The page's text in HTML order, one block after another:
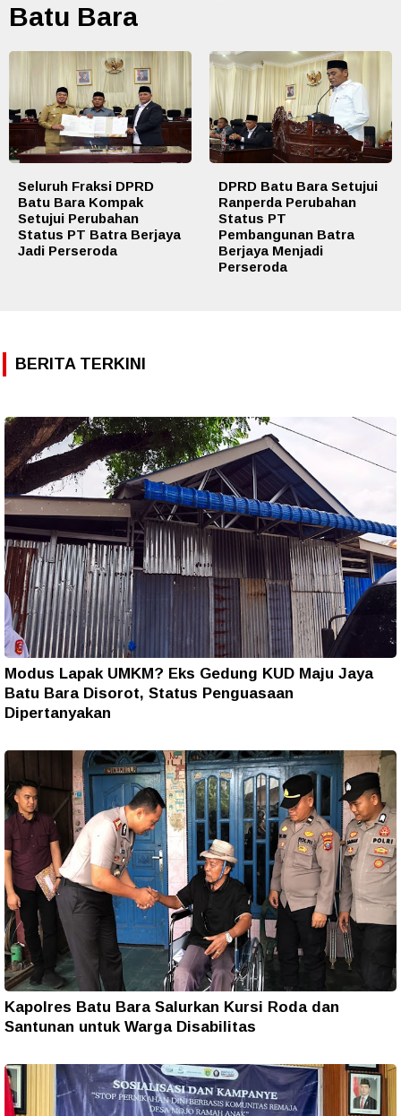
Batu Bara
Seluruh Fraksi DPRD
Batu Bara Kompak
Setujui Perubahan
Status PT Batra Berjaya
Jadi Perseroda
DPRD Batu Bara Setujui
Ranperda Perubahan
Status PT
Pembangunan Batra
Berjaya Menjadi
Perseroda
BERITA TERKINI
Modus Lapak UMKM? Eks Gedung KUD Maju Jaya
Batu Bara Disorot, Status Penguasaan
Dipertanyakan
Kapolres Batu Bara Salurkan Kursi Roda dan
Santunan untuk Warga Disabilitas